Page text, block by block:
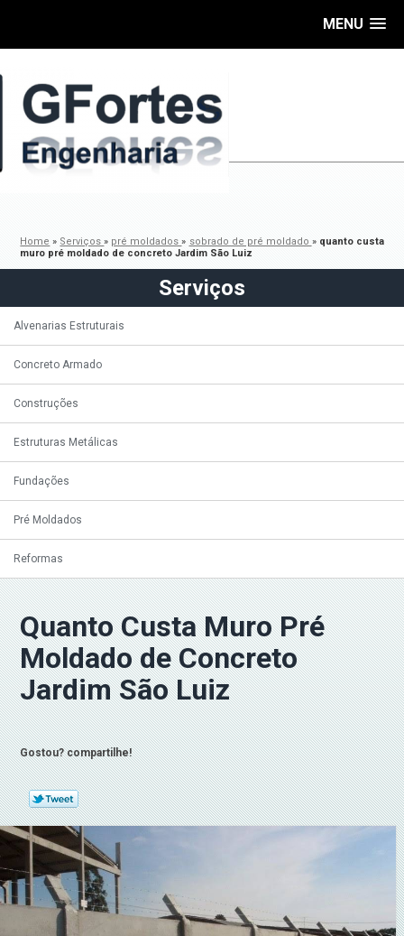
MENU
Home » Serviços» pré moldados» sobrado de pré moldado » quanto custa
muro pré moldado de concreto Jardim São Luiz
Serviços
Alvenarias Estruturais
Concreto Armado
Construções
Estruturas Metálicas
Fundações
Pré Moldados
Reformas
Quanto Custa Muro Pré
Moldado de Concreto
Jardim São Luiz
Gostou? compartilhe!